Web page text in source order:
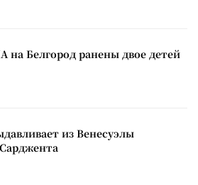
на Белгород ранены двое детей
из Венесуэлы